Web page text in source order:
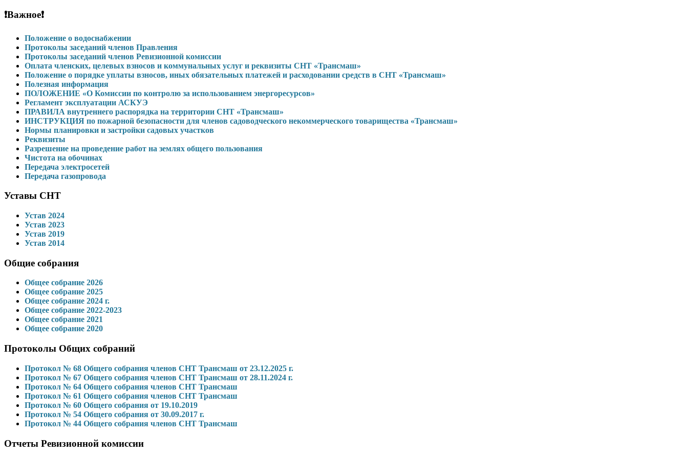
❗Важное❗
Положение о водоснабжении
Протоколы заседаний членов Правления
Протоколы заседаний членов Ревизионной комиссии
Оплата членских, целевых взносов и коммунальных услуг и реквизиты СНТ «Трансмаш»
Положение о порядке уплаты взносов, иных обязательных платежей и расходовании средств в СНТ «Трансмаш»
Полезная информация
ПОЛОЖЕНИЕ «О Комиссии по контролю за использованием энергоресурсов»
Регламент эксплуатации АСКУЭ
ПРАВИЛА внутреннего распорядка на территории СНТ «Трансмаш»
ИНСТРУКЦИЯ по пожарной безопасности для членов садоводческого некоммерческого товарищества «Трансмаш»
Нормы планировки и застройки садовых участков
Реквизиты
Разрешение на проведение работ на землях общего пользования
Чистота на обочинах
Передача электросетей
Передача газопровода
Уставы СНТ
Устав 2024
Устав 2023
Устав 2019
Устав 2014
Общие собрания
Общее собрание 2026
Общее собрание 2025
Общее собрание 2024 г.
Общее собрание 2022-2023
Общее собрание 2021
Общее собрание 2020
Протоколы Общих собраний
Протокол № 68 Общего собрания членов СНТ Трансмаш от 23.12.2025 г.
Протокол № 67 Общего собрания членов СНТ Трансмаш от 28.11.2024 г.
Протокол № 64 Общего собрания членов СНТ Трансмаш
Протокол № 61 Общего собрания членов СНТ Трансмаш
Протокол № 60 Общего собрания от 19.10.2019
Протокол № 54 Общего собрания от 30.09.2017 г.
Протокол № 44 Общего собрания членов СНТ Трансмаш
Отчеты Ревизионной комиссии